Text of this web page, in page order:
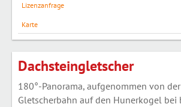
Lizenzanfrage
Karte
Dachsteingletscher
180°-Panorama, aufgenommen von
Gletscherbahn auf den Hunerkogel bei